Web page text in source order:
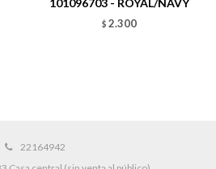
$ 2.300
22164942